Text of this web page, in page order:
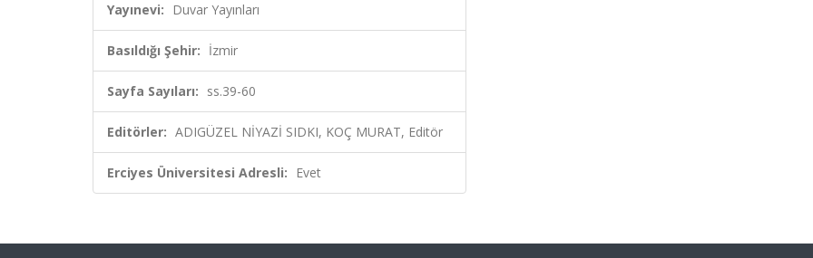
Yayınevi: Duvar Yayınları
Basıldığı Şehir: İzmir
Sayfa Sayıları: ss.39-60
Editörler: ADIGÜZEL NİYAZİ SIDKI, KOÇ MURAT, Editör
Erciyes Üniversitesi Adresli: Evet